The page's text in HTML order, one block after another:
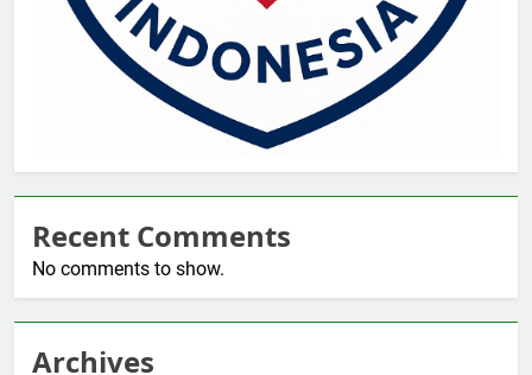
Recent Comments
No comments to show.
Archives